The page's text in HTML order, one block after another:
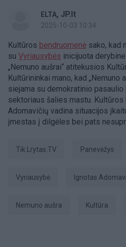
ELTA, JP.lt
2025-10-03 10:34
Kultūros bendruomenė sako, kad
su Vyriausybės inicijuota
„Nemuno aušrai“ atitekusios
Kultūrininkai mano, kad „Nemuno
siejama su demokratinio pasaulio
sektoriaus šalies mastu. Kultūros
Adomavičių vadina situacijos
įmestas į dilgėles bei pats
tik Lrytas.TV Panevėžys
Vyriausybė Ignotas
Nemuno aušra Kultūra